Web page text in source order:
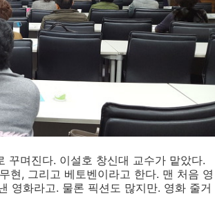
꾸며진다. 이설호 창신대 교수가 맡았다.
현, 그리고 베토벤이라고 한다. 맨 처음 영
영화라고. 물론 픽션도 많지만. 영화 줄거